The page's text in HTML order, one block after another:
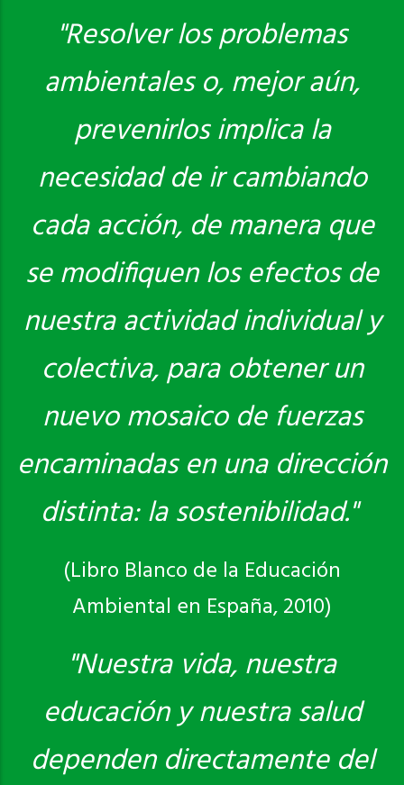
Saber más
"Resolver los problemas
ambientales o, mejor aún,
prevenirlos implica la
necesidad de ir cambiando
cada acción, de manera que
se modifiquen los efectos de
nuestra actividad individual y
colectiva, para obtener un
nuevo mosaico de fuerzas
encaminadas en una dirección
distinta: la sostenibilidad."
(Libro Blanco de la Educación
Ambiental en España, 2010)
"Nuestra vida, nuestra
educación y nuestra salud
dependen directamente del